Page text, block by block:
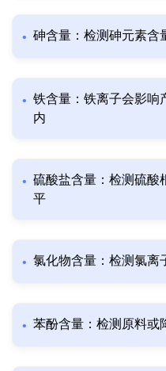
砷含量：检测砷元素含
铁含量：铁离子会影响
内
硫酸盐含量：检测硫酸
平
氯化物含量：检测氯离
苯酚含量：检测原料或